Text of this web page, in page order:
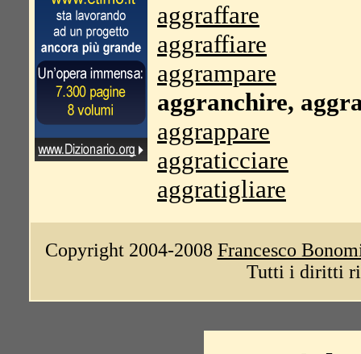
aggraffare
aggraffiare
aggrampare
aggranchire,
aggrappare
aggraticciare
aggratigliare
Copyright 2004-2008 Francesco
Tutti i diritti